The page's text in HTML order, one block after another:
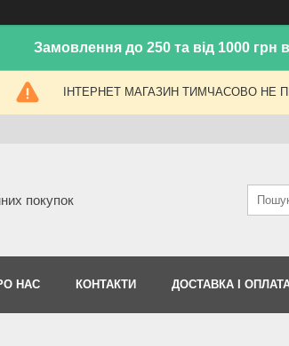
Замовлення до 250 та від 1000 грн
ІНТЕРНЕТ МАГАЗИН ТИМЧАСОВО НЕ
покупок
НАС КОНТАКТИ ДОСТАВКА І